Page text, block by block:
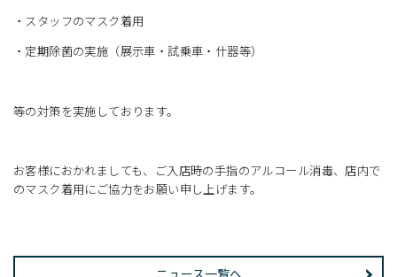
・スタッフのマスク着用
・定期除菌の実施（展示車・試乗車・什器等）
等の対策を実施しております。
お客様におかれましても、ご入店時の手指のアルコール消毒、店内で
のマスク着用にご協力をお願い申し上げます。